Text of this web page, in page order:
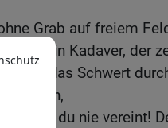
Grab auf freiem
wie ein Kadaver, der
die das Schwert
liegen,
wirst du nie vereint!